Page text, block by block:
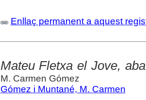
Enllaç permanent a aquest
Mateu Fletxa el Jove,
M. Carmen Gómez
Gómez i Muntané, M. Carmen